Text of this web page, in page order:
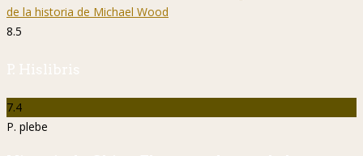
8.5
P. Hislibris
7.4
P. plebe